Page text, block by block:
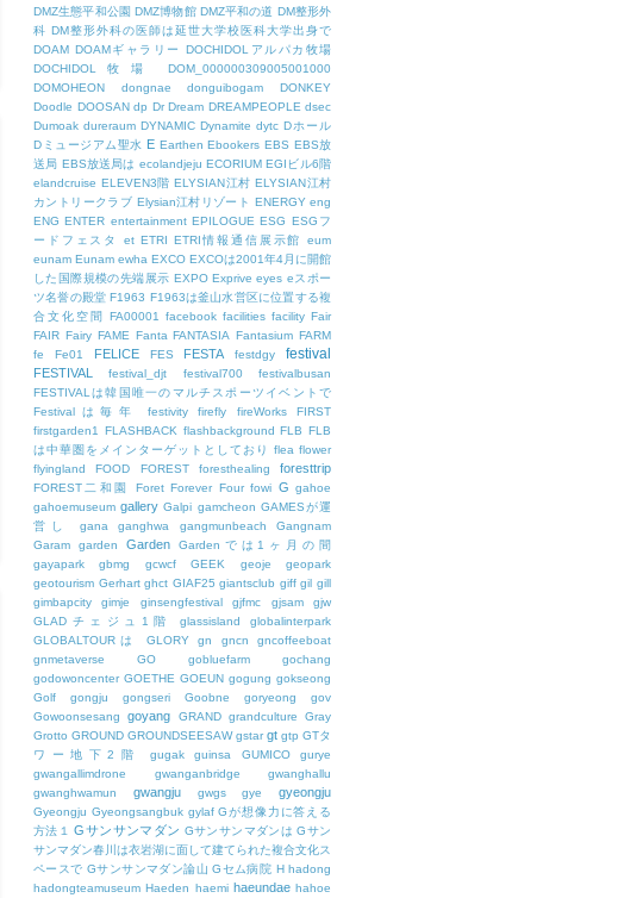
DMZ生態平和公園 DMZ博物館 DMZ平和の道 DM整形外
科 DM整形外科の医師は延世大学校医科大学出身で
DOAM DOAMギャラリー
DOCHIDOLアルパカ牧場
DOCHIDOL牧場
DOM_000000309005001000
DOMOHEON
dongnae donguibogam
DONKEY
Doodle DOOSAN dp Dr Dream DREAMPEOPLE dsec
Dumoak dureraum DYNAMIC Dynamite dytc Dホール
Dミュージアム聖水 E Earthen Ebookers EBS EBS放
送局 EBS放送局は ecolandjeju ECORIUM EGIビル6階
elandcruise ELEVEN3階 ELYSIAN江村 ELYSIAN江村
カントリークラブ Elysian江村リゾート ENERGY eng
ENG ENTER entertainment EPILOGUE ESG ESGフ
ードフェスタ
et ETRI ETRI情報通信展示館
eum
eunam Eunam ewha EXCO EXCOは2001年4月に開館
した国際規模の先端展示 EXPO Exprive eyes eスポー
ツ名誉の殿堂 F1963 F1963は釜山水営区に位置する複
合文化空間
FA00001 facebook facilities facility Fair
FAIR Fairy FAME Fanta FANTASIA Fantasium FARM
fe
Fe01 FELICE FES FESTA festdgy festival
FESTIVAL festival_djt festival700
festivalbusan
FESTIVALは韓国唯一のマルチスポーツイベントで
Festivalは毎年
festivity firefly fireWorks
FIRST
firstgarden1
FLASHBACK flashbackground FLB FLB
は中華圏をメインターゲットとしており
flea flower
flyingland
FOOD FOREST foresthealing foresttrip
FOREST二和園 Foret Forever Four fowi G gahoe
gahoemuseum gallery Galpi gamcheon GAMESが運
営し
gana ganghwa gangmunbeach
Gangnam
Garam
garden Garden
Gardenでは1ヶ月の間
gayapark
gbmg gcwcf GEEK geoje
geopark
geotourism Gerhart ghct GIAF25 giantsclub giff gil gill
gimbapcity
gimje ginsengfestival gjfmc gjsam
gjw
GLADチェジュ1階
glassisland
globalinterpark
GLOBALTOURは
GLORY gn gncn
gncoffeeboat
gnmetaverse
GO gobluefarm
gochang
godowoncenter GOETHE GOEUN gogung gokseong
Golf
gongju gongseri Goobne goryeong
gov
Gowoonsesang
goyang GRAND grandculture
Gray
Grotto GROUND GROUNDSEESAW gstar gt gtp GTタ
ワー地下2階
gugak guinsa GUMICO
gurye
gwangallimdrone
gwanganbridge
gwanghallu
gwanghwamun
gwangju gwgs gye gyeongju
Gyeongju Gyeongsangbuk gylaf Gが想像力に答える
方法１
Gサンサンマダン Gサンサンマダンは Gサン
サンマダン春川は衣岩湖に面して建てられた複合文化ス
ペースで Gサンサンマダン論山 Gセム病院 H hadong
hadongteamuseum Haeden haemi haeundae hahoe